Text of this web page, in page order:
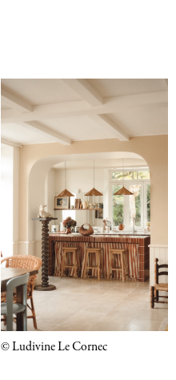
© Ludivine Le Cornec